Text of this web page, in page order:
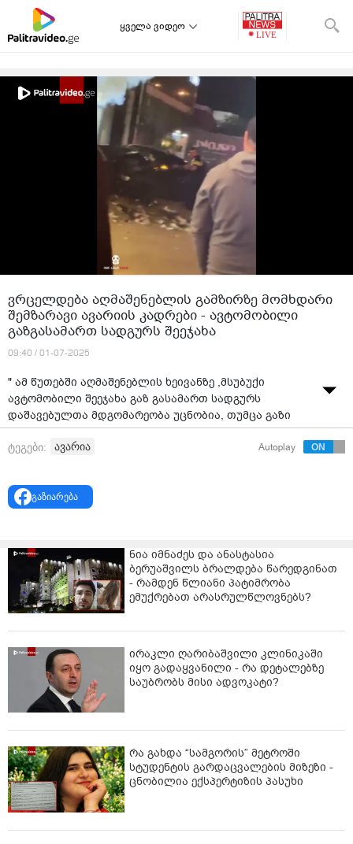
ყველა ვიდეო
ვრცელდება აღმაშენებლის გამზირზე მომხდარი
შემზარავი ავარიის კადრები - ავტომობილი
გაზგასამართ სადგურს შეეჯახა
09:40 / 01-07-2025
" ამ წუთებში აღმაშენებლის ხეივანზე ,მსუბუქი
ავტომობილი შეეჯახა გაზ გასამართ სადგურს
დაშავებულთა მდგომარეობა უცნობია, თუმცა გაზი
ჟონავს რაც ჩანს ვიდეოშიც...იარეთ ფრთხილად " -
წერს მოძრაობა "ჩემი ქალაქი მკლავს" და ვიდეოს
ტეგები: ავარია Autoplay
გაზიარება
ნია იმნაძეს და ანასტასია
ბერუაშვილს ბრალდება წარედგინათ
- რამდენ წლიანი პატიმრობა
ემუქრებათ არასრულწლოვნებს?
ირაკლი ღარიბაშვილი კლინიკაში
იყო გადაყვანილი - რა დეტალებზე
საუბრობს მისი ადვოკატი?
რა გახდა “სამგორის” მეტროში
სტუდენტის გარდაცვალების მიზეზი -
ცნობილია ექსპერტიზის პასუხი